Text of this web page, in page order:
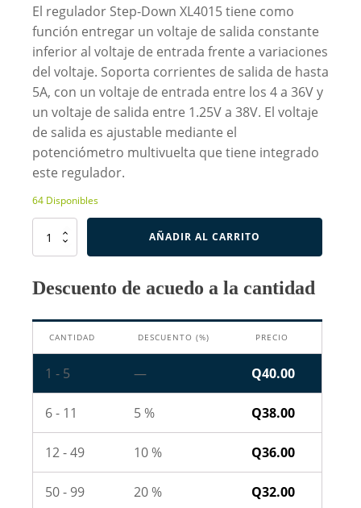
El regulador Step-Down XL4015 tiene como
función entregar un voltaje de salida constante
inferior al voltaje de entrada frente a variaciones
del voltaje. Soporta corrientes de salida de hasta
5A, con un voltaje de entrada entre los 4 a 36V y
un voltaje de salida entre 1.25V a 38V. El voltaje
de salida es ajustable mediante el
potenciómetro multivuelta que tiene integrado
este regulador.
64 Disponibles
Modulo
Regulador
XL4015
Down
cantidad
AÑADIR AL CARRITO
Descuento de acuedo a la cantidad
CANTIDAD DESCUENTO (%) PRECIO
1 - 5 — Q40.00
6 - 11 5 % Q38.00
12 - 49 10 % Q36.00
50 - 99 20 % Q32.00